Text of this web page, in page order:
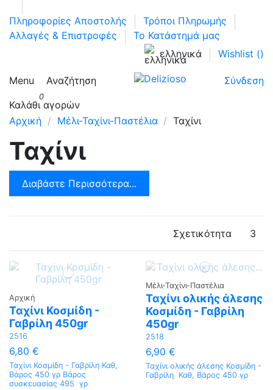
Πληροφορίες Αποστολής
Τρόποι Πληρωμής
Αλλαγές & Επιστροφές
Το Κατάστημά μας
ελληνικά
Wishlist ()
Menu Αναζήτηση Σύνδεση
0
Καλάθι αγορών
Αρχική
Μέλι-Ταχίνι-Παστέλια Ταχίνι
Ταχίνι
Διαβάστε Περισσότερα...
Σχετικότητα 3
Αρχική
Ταχίνι Κοσμίδη -
Γαβρίλη 450gr
2516
6,80 €
Ταχίνι Κοσμίδη - Γαβρίλη Καθ,
Βάρος 450 γρ Βάρος
συσκευασίας 495 γρ
Μέλι-Ταχίνι-Παστέλια
Ταχίνι ολικής άλεσης
Κοσμίδη - Γαβρίλη
450gr
2518
6,90 €
Ταχίνι ολικής άλεσης Κοσμίδη -
Γαβρίλη Καθ, Βάρος 450 γρ